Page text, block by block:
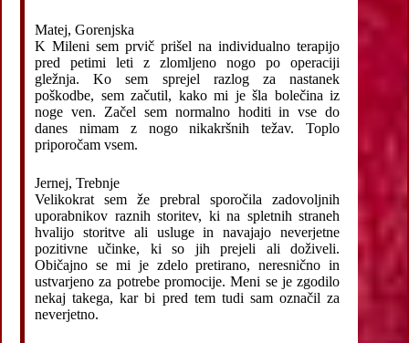
Matej, Gorenjska
K Mileni sem prvič prišel na individualno terapijo
pred petimi leti z zlomljeno nogo po operaciji
gležnja. Ko sem sprejel razlog za nastanek
poškodbe, sem začutil, kako mi je šla bolečina iz
noge ven. Začel sem normalno hoditi in vse do
danes nimam z nogo nikakršnih težav. Toplo
priporočam vsem.
Jernej, Trebnje
Velikokrat sem že prebral sporočila zadovoljnih
uporabnikov raznih storitev, ki na spletnih straneh
hvalijo storitve ali usluge in navajajo neverjetne
pozitivne učinke, ki so jih prejeli ali doživeli.
Običajno se mi je zdelo pretirano, neresnično in
ustvarjeno za potrebe promocije. Meni se je zgodilo
nekaj takega, kar bi pred tem tudi sam označil za
neverjetno.